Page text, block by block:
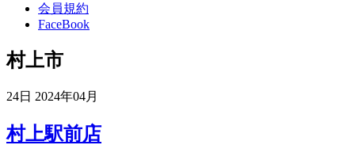
会員規約
FaceBook
村上市
24日 2024年04月
村上駅前店